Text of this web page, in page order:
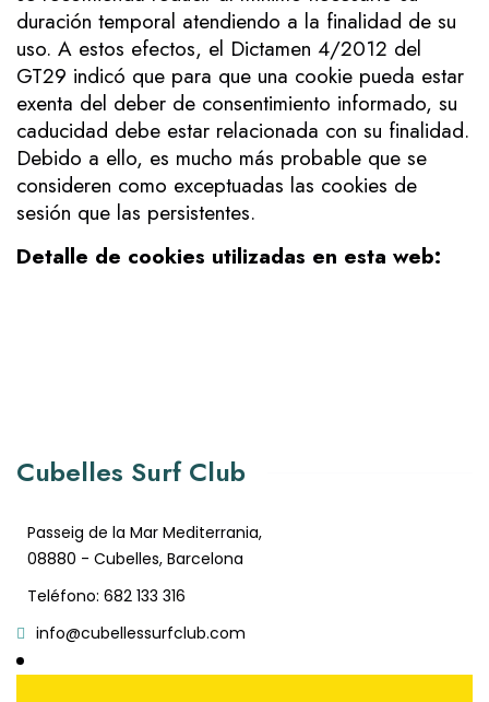
duración temporal atendiendo a la finalidad de su
uso. A estos efectos, el Dictamen 4/2012 del
GT29 indicó que para que una cookie pueda estar
exenta del deber de consentimiento informado, su
caducidad debe estar relacionada con su finalidad.
Debido a ello, es mucho más probable que se
consideren como exceptuadas las cookies de
sesión que las persistentes.
Detalle de cookies utilizadas en esta web:
Cubelles Surf Club
Passeig de la Mar Mediterrania,
08880 - Cubelles, Barcelona
Teléfono: 682 133 316
info@cubellessurfclub.com